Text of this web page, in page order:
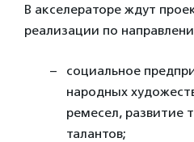
В акселераторе ждут
реализации по
социальное
народных
ремесел, развитие
талантов;